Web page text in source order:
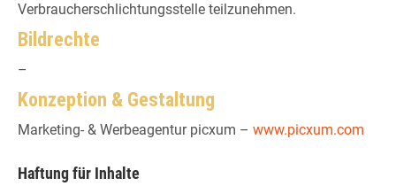
Verbraucherschlichtungsstelle teilzunehmen.
Bildrechte
–
Konzeption & Gestaltung
Marketing- & Werbeagentur picxum – www.picxum.com
Haftung für Inhalte